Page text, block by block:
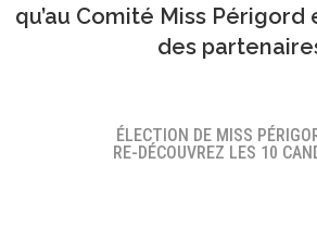
qu’au Comité Miss Périgord
des
ÉLECTION DE MISS
RE-DÉCOUVREZ LES 10